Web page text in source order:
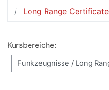
Long Range Certificate
Kursbereiche: